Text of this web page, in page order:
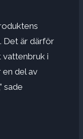
Det är därför
i
en del av
sade